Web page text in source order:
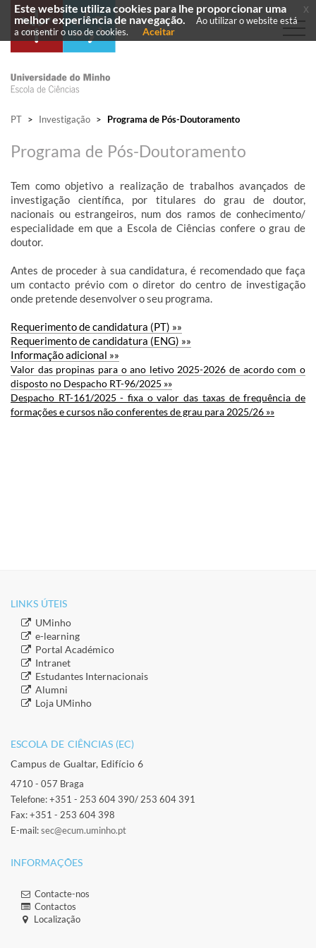
PT > Investigação > Programa de Pós-Doutoramento
Programa de Pós-Doutoramento
Tem como objetivo a realização de trabalhos avançados de
investigação científica, por titulares do grau de doutor,
nacionais ou estrangeiros, num dos ramos de conhecimento/
especialidade em que a Escola de Ciências confere o grau de
doutor.
Antes de proceder à sua candidatura, é recomendado que faça
um contacto prévio com o diretor do centro de investigação
onde pretende desenvolver o seu programa.
Requerimento de candidatura (PT) »»
Requerimento de candidatura (ENG) »»
Informação adicional »»
Valor das propinas para o ano letivo 2025-2026 de acordo com o
disposto no Despacho RT-96/2025 »»
Despacho RT-161/2025 - fixa o valor das taxas de frequência de
formações e cursos não conferentes de grau para 2025/26 »»
LINKS ÚTEIS​
​UMinho
​e-learning
​Portal Académico
​Intranet
​Estudantes Inter​​nacionais
​Alumni
​​Loja UMinho
ESCOLA DE CIÊNCIAS (EC)​
Campus de Gualtar, Edifício 6
4710 - 057 Braga
Telefone: +351 - 253 604 390/ 253 604 391
Fax: +351 - 253 604 398
E-mail:sec@ecum.uminho.pt
INFORMAÇÕES
Contacte-nos
Contactos
Localização
Este website utiliza cookies para lhe proporcionar uma
melhor experiência de navegação.
Ao utilizar o website está
a consentir o uso de cookies.
Aceitar
x